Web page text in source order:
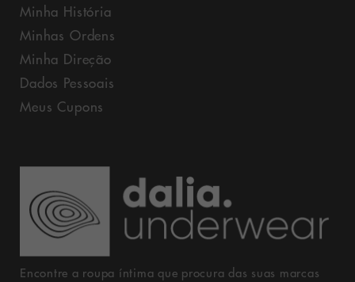
Minha História
Minhas Ordens
Minha Direção
Dados Pessoais
Meus Cupons
Encontre a roupa íntima que procura das suas marcas